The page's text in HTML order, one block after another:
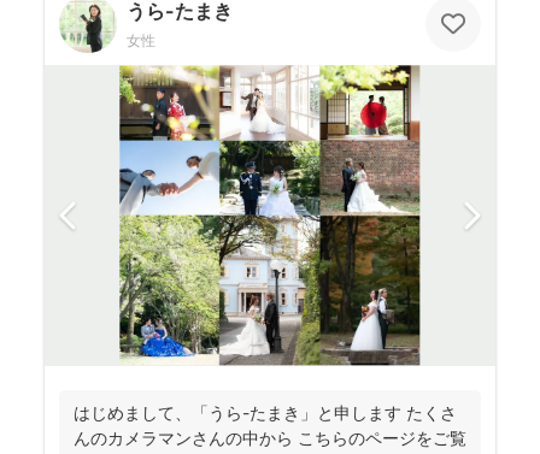
うら-たまき
女性
はじめまして、「うら-たまき」と申します たくさ
んのカメラマンさんの中から こちらのページをご覧